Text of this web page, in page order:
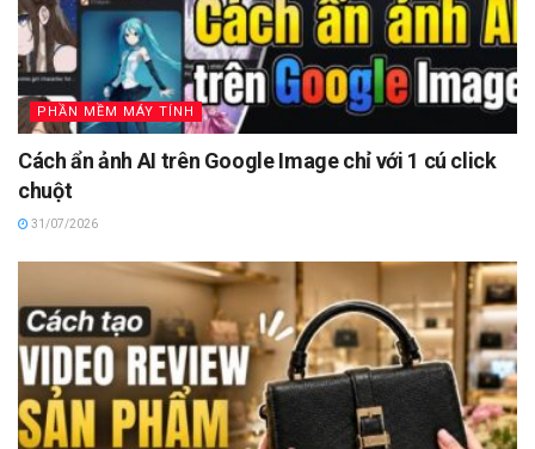
PHẦN MỀM MÁY TÍNH
Cách ẩn ảnh AI trên Google Image chỉ với 1 cú click
chuột
31/07/2026